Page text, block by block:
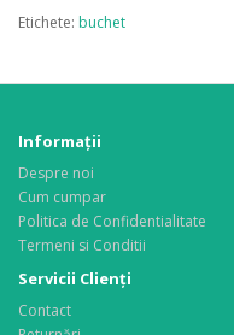
Etichete: buchet
Informaţii
Despre noi
Cum cumpar
Politica de Confidentialitate
Termeni si Conditii
Servicii Clienţi
Contact